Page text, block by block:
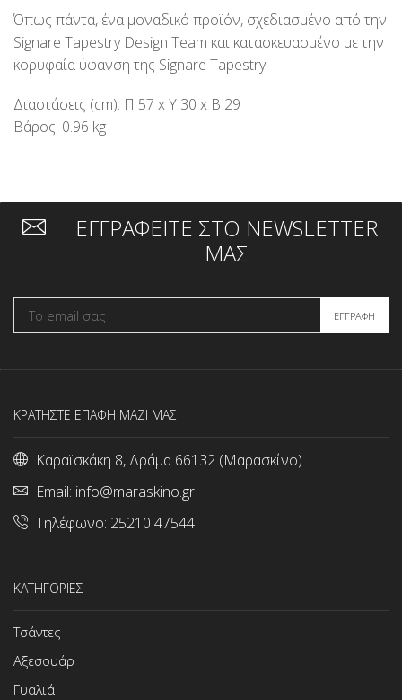
Όπως πάντα, ένα μοναδικό προϊόν, σχεδιασμένο από την
Signare Τapestry Design Team και κατασκευασμένο με την
κορυφαία ύφανση της Signare Tapestry.
Διαστάσεις (cm): Π 57 x Υ 30 x Β 29
Βάρος: 0.96 kg
ΕΓΓΡΑΦΕΙΤΕ ΣΤΟ NEWSLETTER
ΜΑΣ
ΚΡΑΤΗΣΤΕ ΕΠΑΦΗ ΜΑΖΙ ΜΑΣ
Καραϊσκάκη 8, Δράμα 66132 (Μαρασκίνο)
Email: info@maraskino.gr
Τηλέφωνο: 25210 47544
ΚΑΤΗΓΟΡΙΕΣ
Τσάντες
Αξεσουάρ
Γυαλιά